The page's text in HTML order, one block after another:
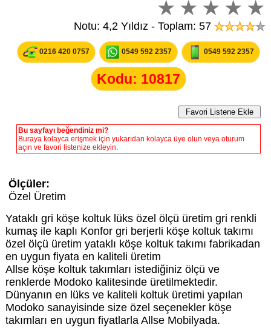
Notu: 4,2 Yıldız - Toplam: 57
0216 420 0757 0549 592 2357 0549 592 2357
Kodu: 10817
Bu sayfayı beğendiniz mi?
Buraya kolayca erişmek için yukarıdan kolayca üye olun veya oturum
açın ve favori listenize ekleyin.
Ölçüler:
Özel Üretim
Yataklı gri köşe koltuk lüks özel ölçü üretim gri renkli
kumaş ile kaplı Konfor gri berjerli köşe koltuk takımı
özel ölçü üretim yataklı köşe koltuk takımı fabrikadan
en uygun fiyata en kaliteli üretim
Allse köşe koltuk takımları istediğiniz ölçü ve
renklerde Modoko kalitesinde üretilmektedir.
Dünyanın en lüks ve kaliteli koltuk üretimi yapılan
Modoko sanayisinde size özel seçenekler köşe
takımları en uygun fiyatlarla Allse Mobilyada.